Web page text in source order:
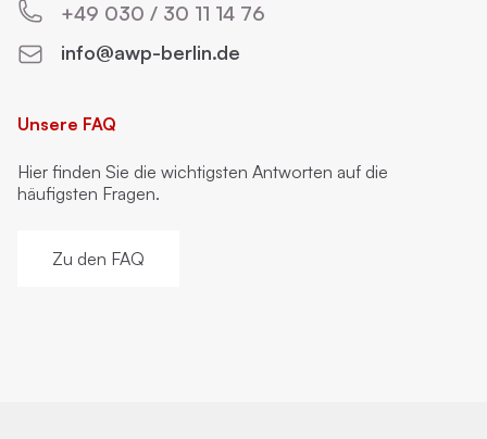
+49 030 / 30 11 14 76
info@awp-berlin.de
Unsere FAQ
Hier finden Sie die wichtigsten Antworten auf die
häufigsten Fragen.
Zu den FAQ